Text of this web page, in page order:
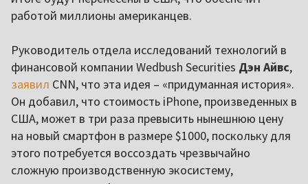
работой миллионы американцев.
Руководитель отдела исследований технологий в
финансовой компании Wedbush Securities Дэн Айвс,
заявил CNN, что эта идея – «придуманная история».
Он добавил, что стоимость iPhone, произведенных в
США, может в три раза превысить нынешнюю цену
на новый смартфон в размере $1000, поскольку для
этого потребуется воссоздать чрезвычайно
сложную производственную экосистему,